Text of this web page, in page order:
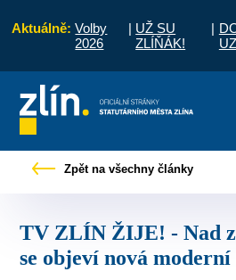
Aktuálně: Volby
2026
| UŽ SU
ZLÍŇÁK!
|
vyřídit Potřebuji
Zpět na všechny články
TV ZLÍN ŽIJE! - Nad zlínským ledem
se objeví nová moderní